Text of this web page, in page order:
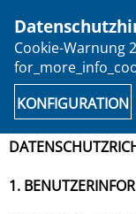
Cookie-Warnung
KONFIGURATION
person
emailTicket
1.